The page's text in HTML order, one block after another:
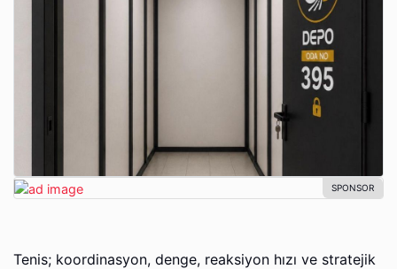
Tenis; koordinasyon, denge, reaksiyon hızı ve stratejik